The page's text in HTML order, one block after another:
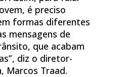
é preciso
formas diferentes
mensagens de
que acabam
diz o diretor-
Marcos Traad.